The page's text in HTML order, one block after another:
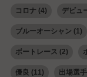
コロナ(4) デビュ
ブルーオーシャン (1)
ボートレース (2)
優良 (11) 出場選手